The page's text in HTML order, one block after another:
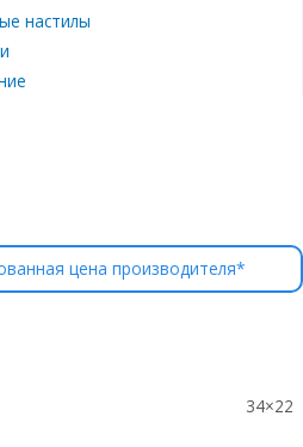
настилы
цена производителя*
34×22